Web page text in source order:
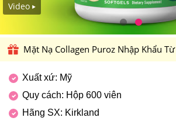
Video
Mặt Nạ Collagen Puroz Nhập Khẩu
Xuất xứ: Mỹ
Quy cách: Hộp 600 viên
Hãng SX: Kirkland